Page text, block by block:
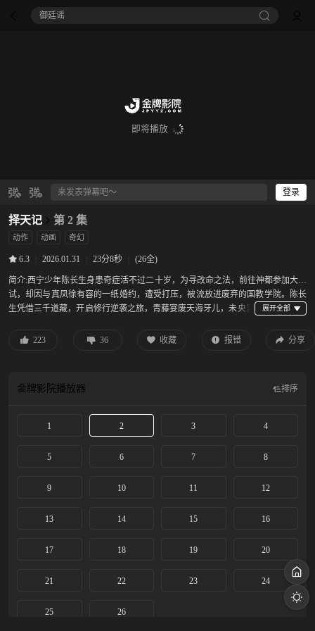
痴迷
即将播放
登录
择天记 第 2 集
动作 动画 奇幻
6.3 2026.01.31 23分8秒 (26全)
简介:西宁少年陈长生身患奇症活不过二十岁，为寻改命之法，前往神都参加大朝
试，却因与真凤徐有容的一纸婚约，遭受打压，被流放进废弃的国教学院。陈长
生凭借三千道藏，开启修行逆袭之旅，青藤宴废天海牙儿，未央宫
却得知改命之法难如登天。陷入迷茫的陈长生，在天书陵见证一代传奇荀梅陨
223 36 收藏 报错 分享
金牌影院播放器 排序
1 2 3 4
5 6 7 8
9 10 11 12
13 14 15 16
17 18 19 20
21 22 23 24
25 26